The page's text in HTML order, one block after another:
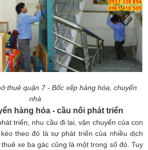
thuê quận 7 - Bốc xếp hàng hóa, chuyển
nhà
hàng hóa - cầu nối phát triển
triển, nhu cầu đi lại, vận chuyển của con
theo đó là sự phát triển của nhiều dịch
xe ba gác cũng là một trong số đó. Tuy